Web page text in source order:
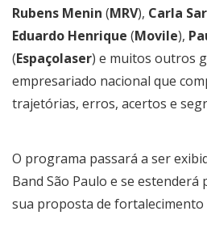
Rubens Menin (MRV), Carla
Eduardo Henrique (Movile),
(Espaçolaser) e muitos outros
empresariado nacional que
trajetórias, erros, acertos e
O programa passará a ser
Band São Paulo e se
sua proposta de